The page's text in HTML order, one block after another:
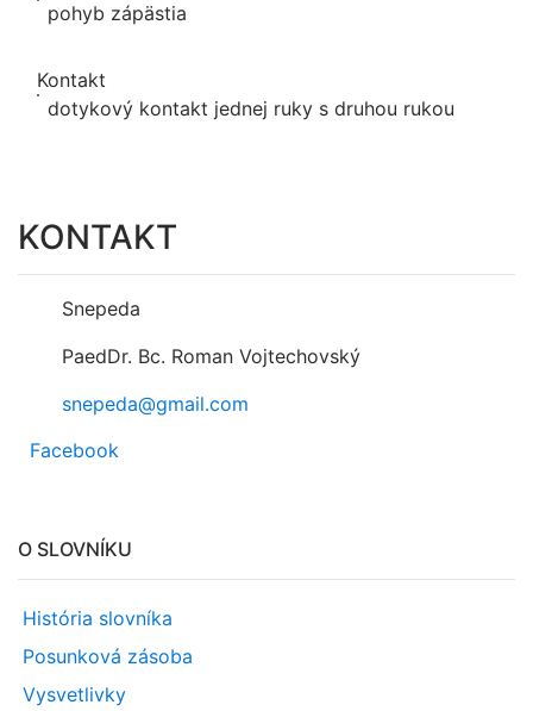
pohyb zápästia
Kontakt
dotykový kontakt jednej ruky s druhou rukou
KONTAKT
Snepeda
PaedDr. Bc. Roman Vojtechovský
snepeda@gmail.com
Facebook
O SLOVNÍKU
História slovníka
Posunková zásoba
Vysvetlivky